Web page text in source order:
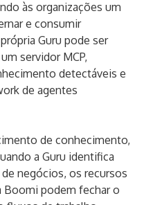
às organizações um
e consumir
Guru pode ser
servidor MCP,
detectáveis ​​e
de agentes
de conhecimento,
a Guru identifica
negócios, os recursos
Boomi podem fechar o